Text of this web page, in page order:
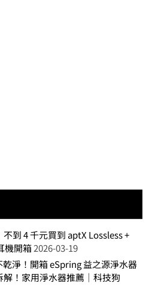
不到 4 千元買到 aptX Lossless +
機開箱2026-03-19
淨！開箱 eSpring 益之源淨水器
！家用淨水器推薦｜科技狗